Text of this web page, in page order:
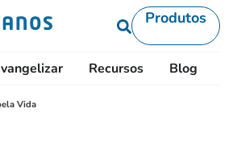
Produtos
Recursos Blog
Vida